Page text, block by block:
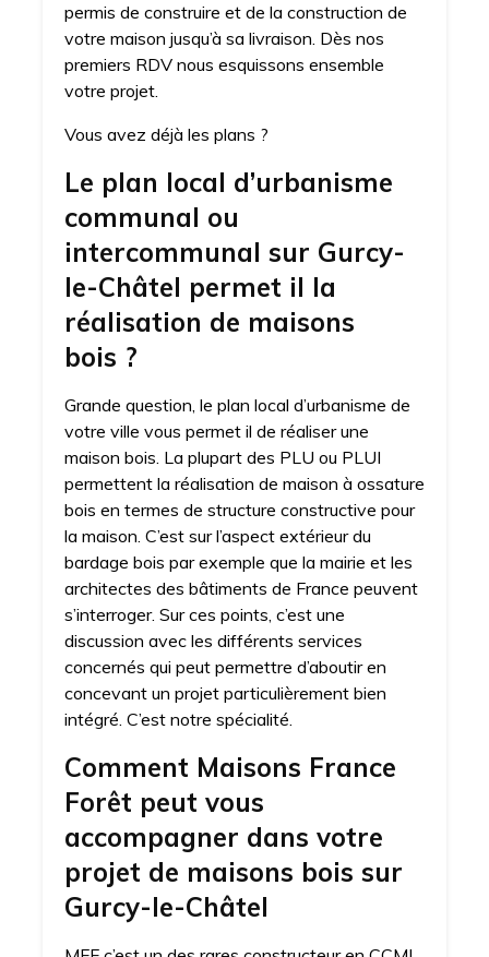
permis de construire et de la construction de
votre maison jusqu’à sa livraison. Dès nos
premiers RDV nous esquissons ensemble
votre projet.
Vous avez déjà les plans ?
Le plan local d’urbanisme
communal ou
intercommunal sur Gurcy-
le-Châtel permet il la
réalisation de maisons
bois ?
Grande question, le plan local d’urbanisme de
votre ville vous permet il de réaliser une
maison bois. La plupart des PLU ou PLUI
permettent la réalisation de maison à ossature
bois en termes de structure constructive pour
la maison. C’est sur l’aspect extérieur du
bardage bois par exemple que la mairie et les
architectes des bâtiments de France peuvent
s’interroger. Sur ces points, c’est une
discussion avec les différents services
concernés qui peut permettre d’aboutir en
concevant un projet particulièrement bien
intégré. C’est notre spécialité.
Comment Maisons France
Forêt peut vous
accompagner dans votre
projet de maisons bois sur
Gurcy-le-Châtel